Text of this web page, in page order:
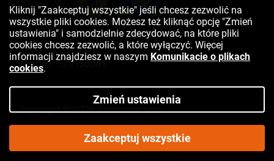
Kontakt:523350041
Copyright © 2026 Rowertour.com
Internetowy sklep rowerowy
Kliknij "Zaakceptuj wszystkie" jeśli chcesz zezwolić na
wszystkie pliki cookies. Możesz też kliknąć opcję "Zmień
ustawienia" i samodzielnie zdecydować, na które pliki
cookies chcesz zezwolić, a które wyłączyć. Więcej
informacji znajdziesz w naszym Komunikacie o plikach
cookies.
Zmień ustawienia
Zaakceptuj wszystkie